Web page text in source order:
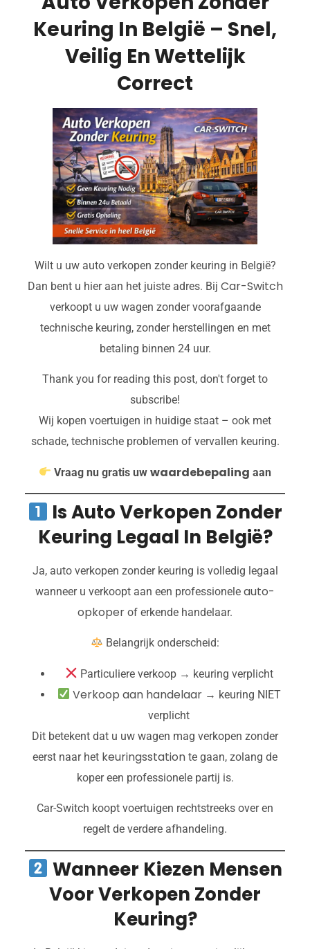
Keuring In België – Snel,
Veilig En Wettelijk
Correct
Wilt u uw auto verkopen zonder keuring in België?
Dan bent u hier aan het juiste adres. Bij Car-Switch
verkoopt u uw wagen zonder voorafgaande
technische keuring, zonder herstellingen en met
betaling binnen 24 uur.
Thank you for reading this post, don't forget to
subscribe!
Wij kopen voertuigen in huidige staat – ook met
schade, technische problemen of vervallen keuring.
Vraag nu gratis uwwaardebepaling aan
Is Auto Verkopen Zonder
Keuring Legaal In België?
Ja, auto verkopen zonder keuring is volledig legaal
wanneer u verkoopt aan een professionele auto-
opkoper of erkende handelaar.
Belangrijk onderscheid:
Particuliere verkoop → keuring verplicht
Verkoop aan handelaar→ keuring NIET
verplicht
Dit betekent dat u uw wagen mag verkopen zonder
eerst naar het keuringsstation te gaan, zolang de
koper een professionele partij is.
Car-Switch koopt voertuigen rechtstreeks over en
regelt de verdere afhandeling.
Wanneer Kiezen Mensen
Voor Verkopen Zonder
Keuring?